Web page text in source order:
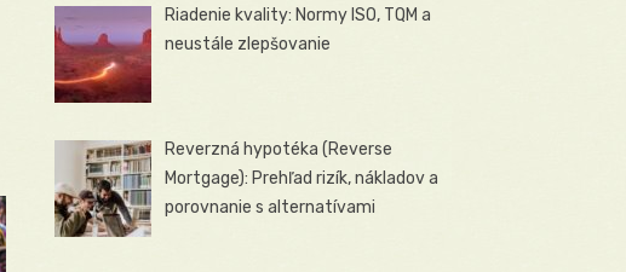
Riadenie kvality: Normy ISO, TQM a
neustále zlepšovanie
Reverzná hypotéka (Reverse
Mortgage): Prehľad rizík, nákladov a
porovnanie s alternatívami